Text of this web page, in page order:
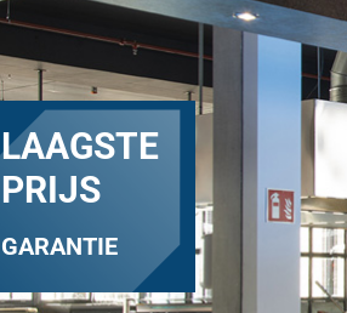
LAAGSTE
PRIJS
GARANTIE